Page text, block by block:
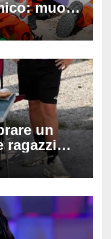
muore
di
un
ragazzi
li invita
li